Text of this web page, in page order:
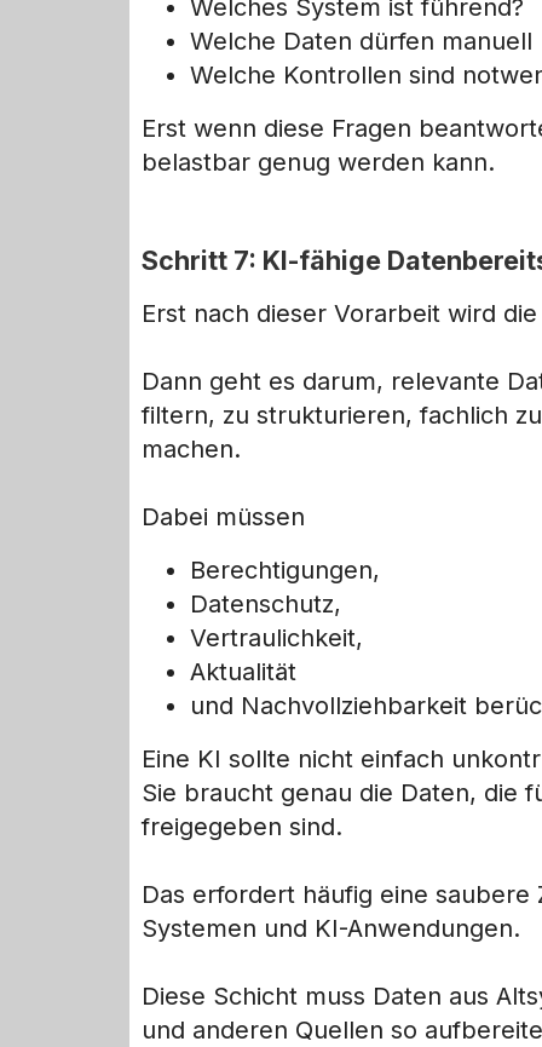
Welches System ist führend?
Welche Daten dürfen
Welche Kontrollen sind
Erst wenn diese Fragen
belastbar genug werden kann.
Schritt 7: KI-fähige
Erst nach dieser Vorarbeit wird
Dann geht es darum, relevante
filtern, zu strukturieren, fachlich
machen.
Dabei müssen
Berechtigungen,
Datenschutz,
Vertraulichkeit,
Aktualität
und Nachvollziehbarkeit
Eine KI sollte nicht einfach
Sie braucht genau die Daten, die
freigegeben sind.
Das erfordert häufig eine
Systemen und KI-Anwendungen.
Diese Schicht muss Daten aus
und anderen Quellen so